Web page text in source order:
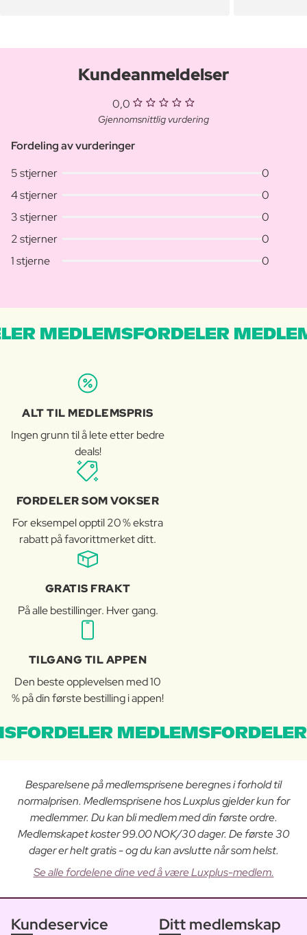
Kundeanmeldelser
0,0
Gjennomsnittlig vurdering
Fordeling av vurderinger
5 stjerner
0
4 stjerner
0
3 stjerner
0
2 stjerner
0
1 stjerne
0
MEDLEMSFORDELER
ALT TIL MEDLEMSPRIS
Ingen grunn til å lete etter bedre
deals!
FORDELER SOM VOKSER
For eksempel opptil 20 % ekstra
rabatt på favorittmerket ditt.
GRATIS FRAKT
På alle bestillinger. Hver gang.
TILGANG TIL APPEN
Den beste opplevelsen med 10
% på din første bestilling i appen!
Besparelsene på medlemsprisene beregnes i forhold til
normalprisen. Medlemsprisene hos Luxplus gjelder kun for
medlemmer. Du kan bli medlem med din første ordre.
Medlemskapet koster 99.00 NOK/30 dager. De første 30
dager er helt gratis - og du kan avslutte når som helst.
Se alle fordelene dine ved å være Luxplus-medlem.
Kundeservice Ditt medlemskap